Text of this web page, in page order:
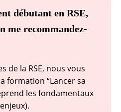
débutant en RSE,
me recommandez-
de la RSE, nous vous
formation “Lancer sa
les fondamentaux